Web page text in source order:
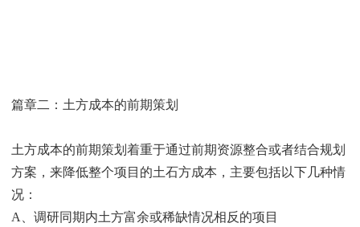
篇章二：土方成本的前期策划
土方成本的前期策划着重于通过前期资源整合或者结合规划
方案，来降低整个项目的土石方成本，主要包括以下几种情
况：
A、调研同期内土方富余或稀缺情况相反的项目